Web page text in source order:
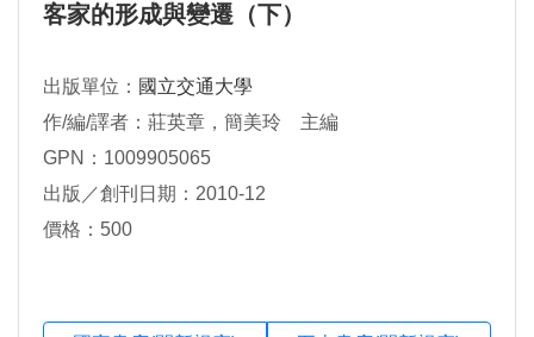
客家的形成與變遷（下）
出版單位： 國立交通大學
作/編/譯者：莊英章，簡美玲 主編
GPN：1009905065
出版／創刊日期：2010-12
價格：500